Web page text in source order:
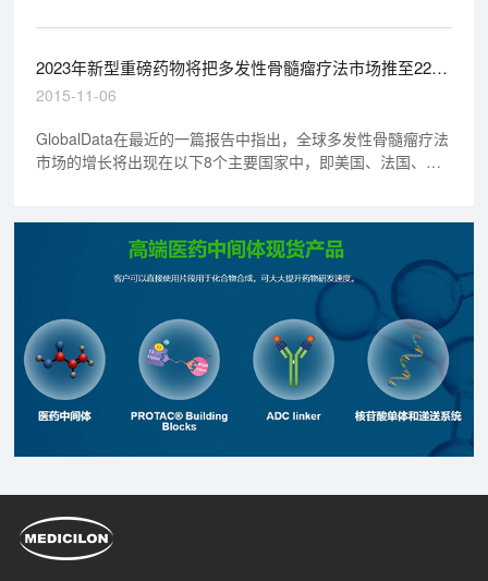
择。
2023年新型重磅药物将把多发性骨髓瘤疗法市场推至224
亿美元
2015-11-06
GlobalData在最近的一篇报告中指出，全球多发性骨髓瘤疗法
市场的增长将出现在以下8个主要国家中，即美国、法国、德
所驱动，包括2种具有很大潜力的单克隆抗体（mAbs），即
Empliciti及Daratumumab。